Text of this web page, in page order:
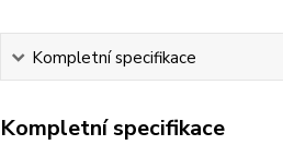
Kompletní specifikace
Kompletní specifikace